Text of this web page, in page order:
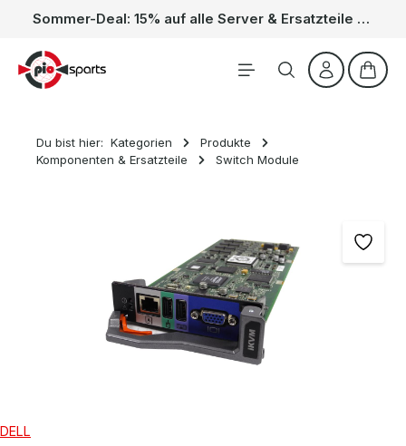
Zum Hauptinhalt springen Sommer-Deal: 15% auf alle Server & Ersatzteile – Kein Code nötig, der Rabatt wird automatisch im Warenkorb abgezogen. Gültig vom 01.06. bis 31.08.
Du bist hier: Kategorien
Produkte
Komponenten & Ersatzteile
Switch Module
DELL